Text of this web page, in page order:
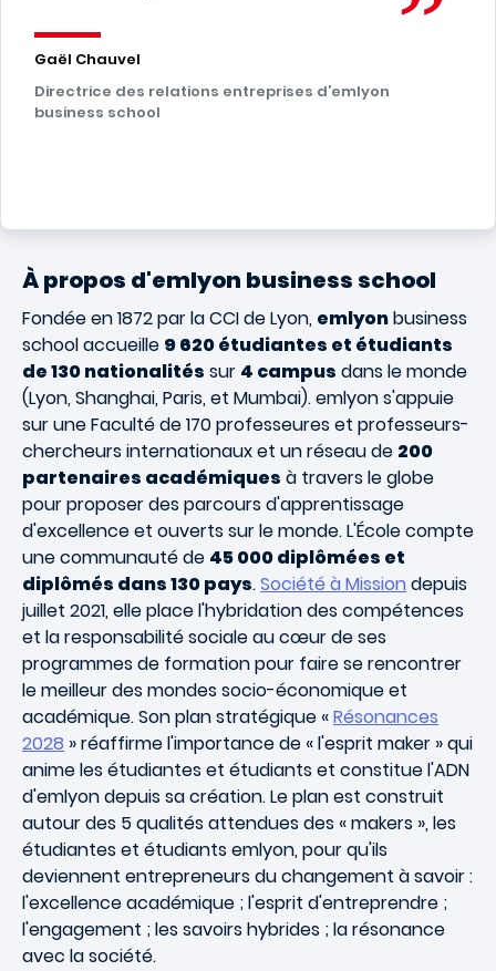
Gaël Chauvel
Directrice des relations entreprises d’emlyon
business school
À propos d'emlyon business school
Fondée en 1872 par la CCI de Lyon, emlyonbusiness
school accueille 9 620 étudiantes et étudiants
de 130 nationalités sur 4 campus dans le monde
(Lyon, Shanghai, Paris, et Mumbai). emlyon s'appuie
sur une Faculté de 170 professeures et professeurs-
chercheurs internationaux et un réseau de 200
partenaires académiques à travers le globe
pour proposer des parcours d'apprentissage
d'excellence et ouverts sur le monde. L'École compte
une communauté de 45 000 diplômées et
diplômés dans 130 pays.Société à Mission depuis
juillet 2021, elle place l'hybridation des compétences
et la responsabilité sociale au cœur de ses
programmes de formation pour faire se rencontrer
le meilleur des mondes socio-économique et
académique. Son plan stratégique «Résonances
2028 » réaffirme l'importance de « l'esprit maker » qui
anime les étudiantes et étudiants et constitue l'ADN
d'emlyon depuis sa création. Le plan est construit
autour des 5 qualités attendues des « makers », les
étudiantes et étudiants emlyon, pour qu'ils
deviennent entrepreneurs du changement à savoir :
l'excellence académique ; l'esprit d'entreprendre ;
l'engagement ; les savoirs hybrides ; la résonance
avec la société.